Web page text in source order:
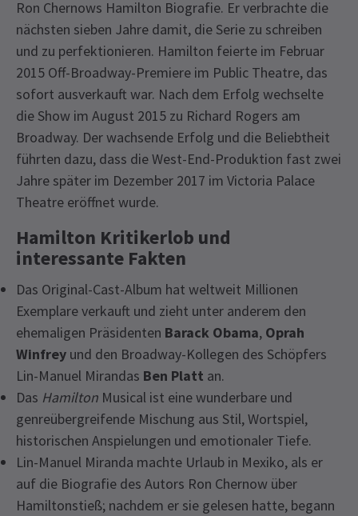
Ron Chernows Hamilton Biografie. Er verbrachte die
nächsten sieben Jahre damit, die Serie zu schreiben
und zu perfektionieren. Hamilton feierte im Februar
2015 Off-Broadway-Premiere im Public Theatre, das
sofort ausverkauft war. Nach dem Erfolg wechselte
die Show im August 2015 zu Richard Rogers am
Broadway. Der wachsende Erfolg und die Beliebtheit
führten dazu, dass die West-End-Produktion fast zwei
Jahre später im Dezember 2017 im Victoria Palace
Theatre eröffnet wurde.
Hamilton Kritikerlob und
interessante Fakten
Das Original-Cast-Album hat weltweit Millionen
Exemplare verkauft und zieht unter anderem den
ehemaligen Präsidenten Barack Obama, Oprah
Winfrey und den Broadway-Kollegen des Schöpfers
Lin-Manuel Mirandas Ben Platt an.
Das Hamilton Musical ist eine wunderbare und
genreübergreifende Mischung aus Stil, Wortspiel,
historischen Anspielungen und emotionaler Tiefe.
Lin-Manuel Miranda machte Urlaub in Mexiko, als er
auf die Biografie des Autors Ron Chernow über
Hamiltonstieß; nachdem er sie gelesen hatte, begann